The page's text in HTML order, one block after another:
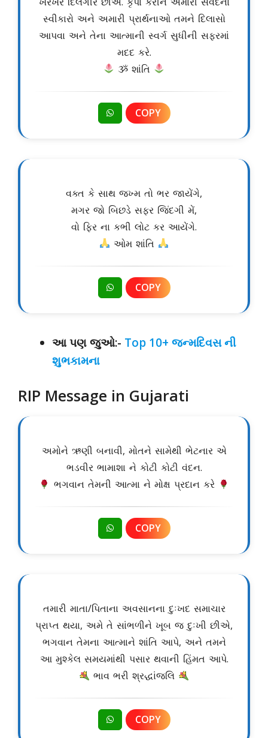
સ્વીકારો અને અમારી પ્રાર્થનાઓ તમને દિલાસો
આપવા અને તેના આત્માની સ્વર્ગ સુધીની સફરમાં
મદદ કરે.
ૐ શાંતિ
COPY
વક્ત કે સાથ જખ્મ તો ભર જાયેંગે,
મગર જો બિછડે સફર જિંદગી મેં,
વો ફિર ના કભી લોટ કર આયેંગે.
ઓમ શાંતિ
COPY
આ પણ જુઓ:- Top 10+ જન્મદિવસ ની
શુભકામના
RIP Message in Gujarati
અમોને ઋણી બનાવી, મોતને સામેથી ભેટનાર એ
ભડવીર ભામાશા ને કોટી કોટી વંદન.
ભગવાન તેમની આત્મા ને મોક્ષ પ્રદાન કરે
COPY
તમારી માતા/પિતાના અવસાનના દુઃખદ સમાચાર
પ્રાપ્ત થયા, અમે તે સાંભળીને ખૂબ જ દુઃખી છીએ,
ભગવાન તેમના આત્માને શાંતિ આપે, અને તમને
આ મુશ્કેલ સમયમાંથી પસાર થવાની હિંમત આપે.
ભાવ ભરી શ્રદ્ધાંજલિ
COPY